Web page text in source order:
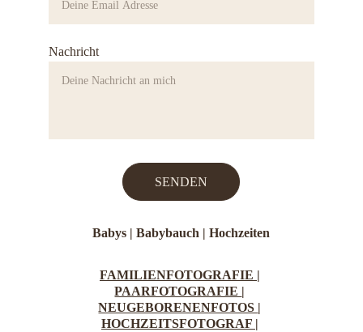
Babys | Babybauch | Hochzeiten
FAMILIENFOTOGRAFIE |
PAARFOTOGRAFIE |
NEUGEBORENENFOTOS |
HOCHZEITSFOTOGRAF |
Nachricht
SENDEN